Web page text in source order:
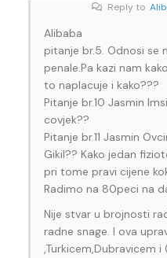
Reply to
Alibaba
pitanje br.5. Odnosi se
penale.Pa kazi nam
to naplacuje i kako???
Pitanje br.10 Jasmin
covjek??
Pitanje br.11 Jasmin
Gikil?? Kako jedan
pri tome pravi cijene
Radimo na 80peci na
Nije stvar u brojnosti
radne snage. I ova
,Turkicem,Dubravicem